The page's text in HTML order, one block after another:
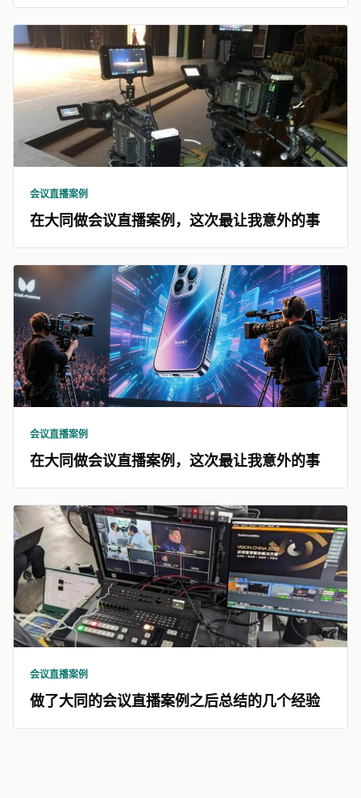
会议直播案例
在大同做会议直播案例，这次最让我意外的事
会议直播案例
在大同做会议直播案例，这次最让我意外的事
会议直播案例
做了大同的会议直播案例之后总结的几个经验